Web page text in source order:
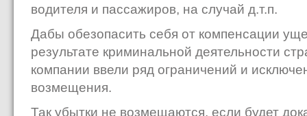
водителя и пассажиров, на случай д.т.п.
Дабы обезопасить себя от компенсации
результате криминальной деятельности
компании ввели ряд ограничений и
возмещения.
Так убытки не возмещаются, если будет